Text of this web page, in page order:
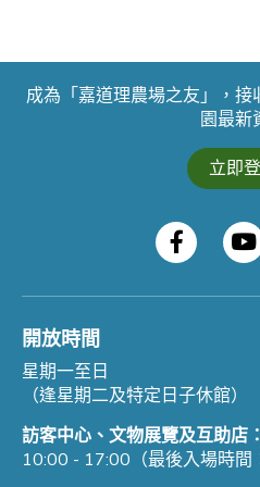
成為「嘉道理農場之友」，
園最新
立即
開放時間
星期一至日
（逢星期二及特定日子休館）
訪客中心、文物展覽及互助店：
10:00 - 17:00（最後入場時間